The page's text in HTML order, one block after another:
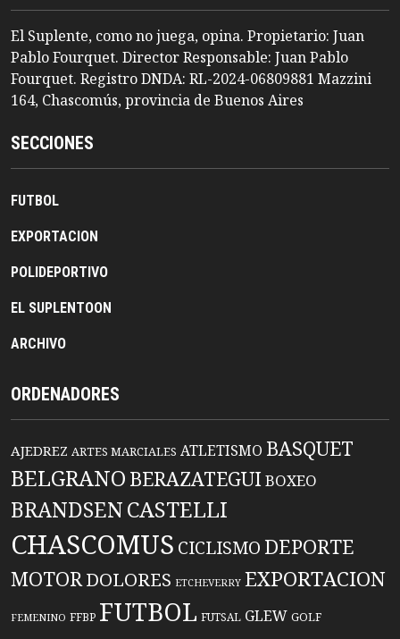
El Suplente, como no juega, opina. Propietario: Juan
Pablo Fourquet. Director Responsable: Juan Pablo
Fourquet. Registro DNDA: RL-2024-06809881 Mazzini
164, Chascomús, provincia de Buenos Aires
SECCIONES
FUTBOL
EXPORTACION
POLIDEPORTIVO
EL SUPLENTOON
ARCHIVO
ORDENADORES
AJEDREZ ARTES MARCIALES ATLETISMO BASQUET
BELGRANO BERAZATEGUIBOXEO
BRANDSENCASTELLI
CHASCOMUS CICLISMO DEPORTE
MOTORDOLORES ETCHEVERRY EXPORTACION
FEMENINO FFBP FUTBOL FUTSAL GLEW GOLF